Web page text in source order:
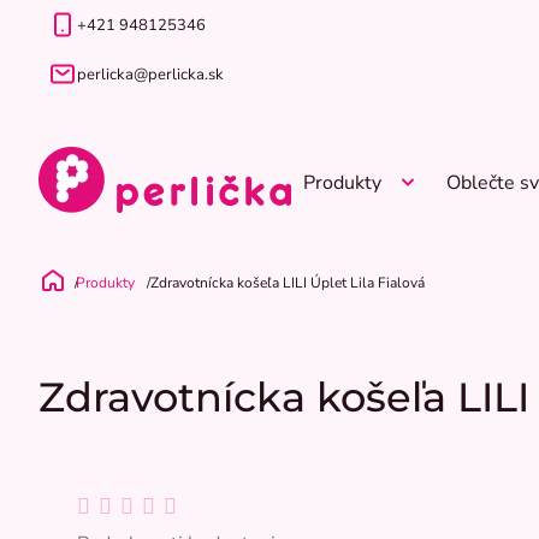
+421 948125346
perlicka@perlicka.sk
Produkty Oblečte
Domov
Produkty Zdravotnícka košeľa LILI Úplet Lila Fialová
Zdravotnícka košeľa
Priemerné